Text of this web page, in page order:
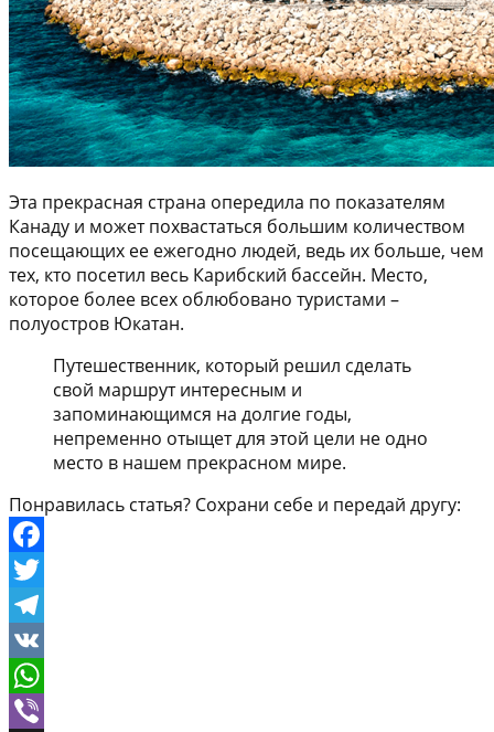
Эта прекрасная страна опередила по показателям
Канаду и может похвастаться большим количеством
посещающих ее ежегодно людей, ведь их больше, чем
тех, кто посетил весь Карибский бассейн. Место,
которое более всех облюбовано туристами –
полуостров Юкатан.
Путешественник, который решил сделать
свой маршрут интересным и
запоминающимся на долгие годы,
непременно отыщет для этой цели не одно
место в нашем прекрасном мире.
Понравилась статья? Сохрани себе и передай другу:
Facebook
Twitter
Telegram
VK
WhatsApp